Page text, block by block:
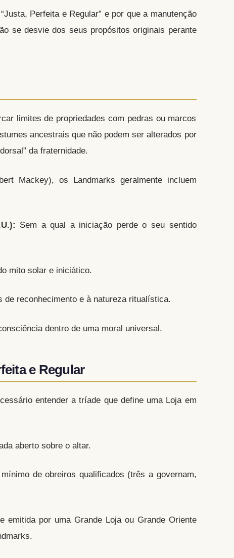
Perfeita e Regular” e por que a manutenção
se desvie dos seus propósitos originais perante
limites de propriedades com pedras ou marcos
ancestrais que não podem ser alterados por
da fraternidade.
Mackey), os Landmarks geralmente incluem
Sem a qual a iniciação perde o seu sentido
mito solar e iniciático.
de reconhecimento e à natureza ritualística.
dentro de uma moral universal.
e Regular
entender a tríade que define uma Loja em
aberto sobre o altar.
de obreiros qualificados (três a governam,
emitida por uma Grande Loja ou Grande Oriente